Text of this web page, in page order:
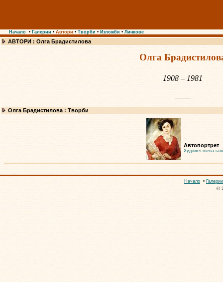
Начало • Галерии • Автори • Творби • Изложби • Линкове
АВТОРИ : Олга Брадистилова
Олга
1908 – 1981
Олга Брадистилова : Творби
Автопортрет
Художествена
Начало • Галерии
©